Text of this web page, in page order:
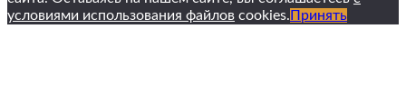
условиями использования файлов cookies. Принять